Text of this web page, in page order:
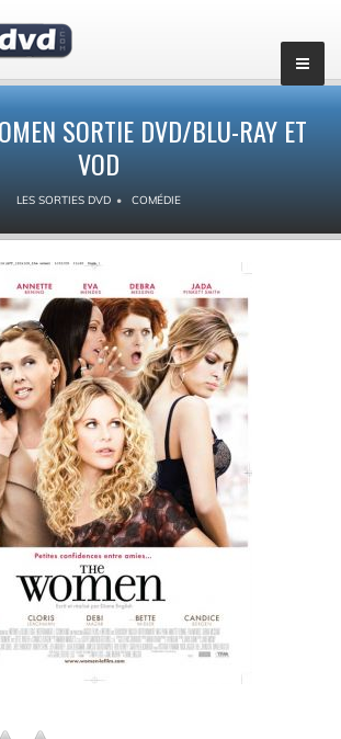
SORTIE DVD/BLU-RAY ET
VOD
LES SORTIES DVD COMÉDIE